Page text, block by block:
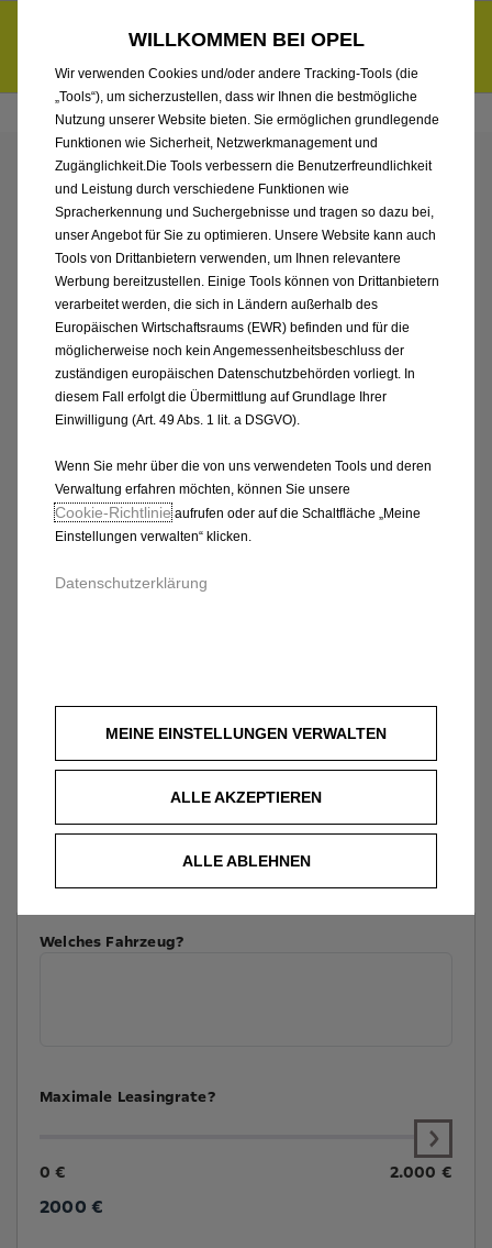
6.000 € staatliche Förderungsprämie für E-Autos und Plug-in-
Hybride. Mehr erfahren >>
ENTDECKEN SIE ALLE
ASTRA SPORTS TOURER
HYBRID NEUWAGEN
VON AUTOHAUS
BÖTTCHE GMBH
Welches Fahrzeug?
Maximale Leasingrate?
0 € 2.000 €
2000 €
WILLKOMMEN BEI OPEL
Wir verwenden Cookies und/oder andere Tracking-Tools (die
„Tools“), um sicherzustellen, dass wir Ihnen die bestmögliche
Nutzung unserer Website bieten. Sie ermöglichen grundlegende
Funktionen wie Sicherheit, Netzwerkmanagement und
Zugänglichkeit.Die Tools verbessern die Benutzerfreundlichkeit
und Leistung durch verschiedene Funktionen wie
Spracherkennung und Suchergebnisse und tragen so dazu bei,
unser Angebot für Sie zu optimieren. Unsere Website kann auch
Tools von Drittanbietern verwenden, um Ihnen relevantere
Werbung bereitzustellen. Einige Tools können von Drittanbietern
verarbeitet werden, die sich in Ländern außerhalb des
Europäischen Wirtschaftsraums (EWR) befinden und für die
möglicherweise noch kein Angemessenheitsbeschluss der
zuständigen europäischen Datenschutzbehörden vorliegt. In
diesem Fall erfolgt die Übermittlung auf Grundlage Ihrer
Einwilligung (Art. 49 Abs. 1 lit. a DSGVO).
Wenn Sie mehr über die von uns verwendeten Tools und deren
Verwaltung erfahren möchten, können Sie unsere
Cookie‑Richtlinieaufrufen oder auf die Schaltfläche „Meine
Einstellungen verwalten“ klicken.
Datenschutzerklärung
MEINE EINSTELLUNGEN VERWALTEN
ALLE AKZEPTIEREN
ALLE ABLEHNEN